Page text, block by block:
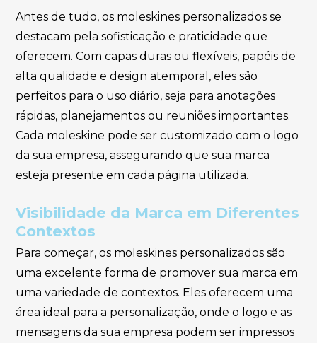
Antes de tudo, os moleskines personalizados se
destacam pela sofisticação e praticidade que
oferecem. Com capas duras ou flexíveis, papéis de
alta qualidade e design atemporal, eles são
perfeitos para o uso diário, seja para anotações
rápidas, planejamentos ou reuniões importantes.
Cada moleskine pode ser customizado com o logo
da sua empresa, assegurando que sua marca
esteja presente em cada página utilizada.
Visibilidade da Marca em Diferentes
Contextos
Para começar, os moleskines personalizados são
uma excelente forma de promover sua marca em
uma variedade de contextos. Eles oferecem uma
área ideal para a personalização, onde o logo e as
mensagens da sua empresa podem ser impressos